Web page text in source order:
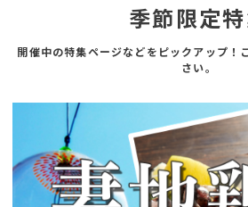
季節限定
開催中の特集ページなどをピックアップ！
さい。